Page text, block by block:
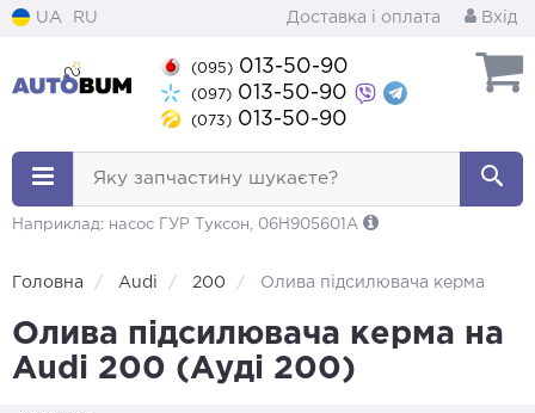
UA RU Доставка і оплата Вхід
(095) 013-50-90
(097) 013-50-90
(073) 013-50-90
Яку запчастину шукаєте?
Наприклад: насос ГУР Туксон, 06H905601A
Головна Audi 200 Олива підсилювача керма
Олива підсилювача керма на
Audi 200 (Ауді 200)